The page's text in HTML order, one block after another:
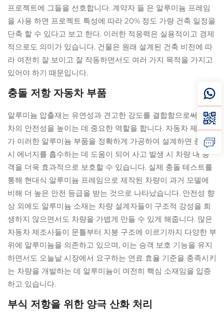
프로젝트에 그들을 선호합니다. 계약자 들 은 알루미늄 프레임
을 사용 하면 프로젝트 특성에 따라 20% 정도 가량 건축 일정을
단축 할 수 있다고 보고 한다. 이러한 적응력은 실용적이고 경제
적으로도 의미가 있습니다. 건물은 원래 설계된 건축 비전에 따
라 여전히 잘 보이고 잘 작동하면서도 여러 가지 목적을 가지고
있어야 하기 때문입니다.
충돌 저항 자동차 부품
알루미늄 압출재는 유연성과 견고한 강도를 결합함으로써 자동
차의 안전성을 높이는 데 중요한 역할을 합니다. 자동차 제조사
가 이러한 알루미늄 부품을 정확하게 가공하여 설계하면 충돌
시 에너지를 흡수하는 데 도움이 되어 사고 발생 시 차량 내 승
객을 더욱 효과적으로 보호할 수 있습니다. 실제 충돌 테스트를
통해 현대식 알루미늄 프레임으로 제작된 차량이 과거 모델에
비해 더 높은 안전 등급을 받는 것으로 나타났습니다. 안전성 향
상 외에도 알루미늄 소재는 차량 설계자들이 구조적 강성을 희
생하지 않으면서도 차량을 가볍게 만들 수 있게 해줍니다. 많은
자동차 제조사들이 문틀부터 지붕 구조에 이르기까지 다양한 부
위에 알루미늄을 의존하고 있으며, 이는 승객 보호 기능을 유지
하면서도 오늘날 시장에서 요구하는 연료 효율 기준을 충족시키
는 차량을 개발하는 데 알루미늄이 여전히 핵심 소재임을 입증
하고 있습니다.
부식 저항을 위한 양극 산화 처리